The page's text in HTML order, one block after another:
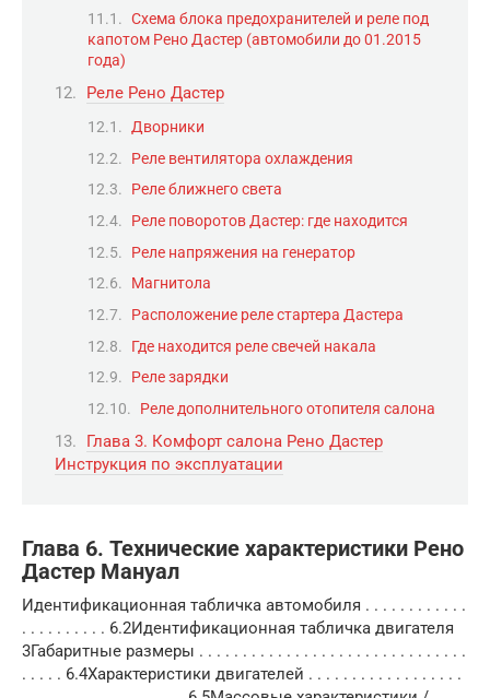
Схема блока предохранителей и реле под
капотом Рено Дастер (автомобили до 01.2015
года)
Реле Рено Дастер
Дворники
Реле вентилятора охлаждения
Реле ближнего света
Реле поворотов Дастер: где находится
Реле напряжения на генератор
Магнитола
Расположение реле стартера Дастера
Где находится реле свечей накала
Реле зарядки
Реле дополнительного отопителя салона
Глава 3. Комфорт салона Рено Дастер
Инструкция по эксплуатации
Глава 6. Технические характеристики Рено
Дастер Мануал
Идентификационная табличка автомобиля . . . . . . . . . . . .
. . . . . . . . . . 6.2Идентификационная табличка двигателя
3Габаритные размеры . . . . . . . . . . . . . . . . . . . . . . . . . . . . . . .
. . . . . 6.4Характеристики двигателей . . . . . . . . . . . . . . . . . .